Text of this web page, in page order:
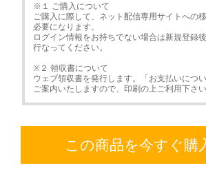
※１ ご購入について
ご購入に際して、ネット配信専用サイトへの
必要になります。
ログイン情報をお持ちでない場合は新規登録
行なってください。
※２ 領収書について
ウェブ領収書を発行します。「お支払いにつ
ご案内いたしますので、印刷の上ご利用下さい
この商品を今すぐ購